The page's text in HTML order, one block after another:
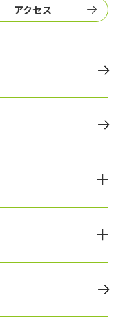
アクセス